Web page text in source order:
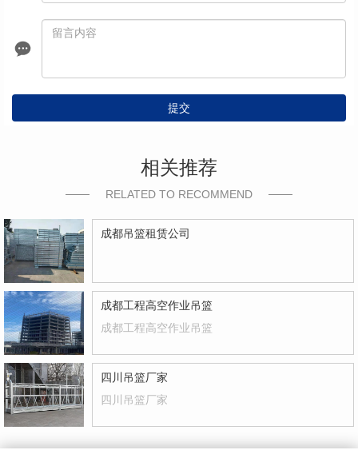
提交
相关推荐
RELATED TO RECOMMEND
成都吊篮租赁公司
成都工程高空作业吊篮
成都工程高空作业吊篮
四川吊篮厂家
四川吊篮厂家